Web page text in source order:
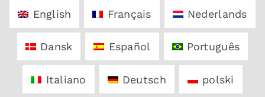
English Français Nederlands
Dansk Español Português
Italiano Deutsch polski